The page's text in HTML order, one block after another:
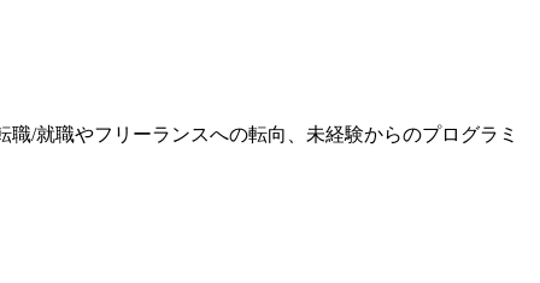
/就職やフリーランスへの転向、未経験からのプログラミ